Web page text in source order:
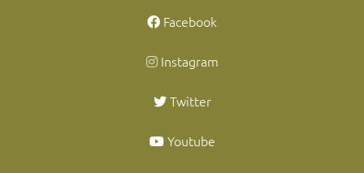
Facebook
Instagram
Twitter
Youtube